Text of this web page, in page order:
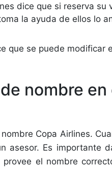
dice que si reserva su
la ayuda de ellos lo
que se puede modificar
nombre en
Copa Airlines.
asesor. Es importante
el nombre